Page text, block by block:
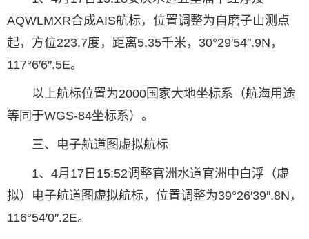
AQWLMXR合成AIS航标，位置调整为自磨子山测点
起，方位223.7度，距离5.35千米，30°29′54″.9N，
117°6′6″.5E。
以上航标位置为2000国家大地坐标系（航海用途
等同于WGS-84坐标系）。
三、电子航道图虚拟航标
1、4月17日15:52调整官洲水道官洲中白浮（虚
拟）电子航道图虚拟航标，位置调整为39°26′39″.8N，
116°54′0″.2E。